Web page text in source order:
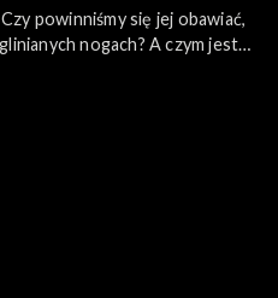
powinniśmy się jej obawiać,
nogach? A czym jest
Co dziś nas łączy, a
od ponad dwudziestu lat